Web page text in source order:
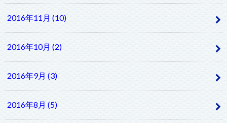
2016年11月 (10)
2016年10月 (2)
2016年9月 (3)
2016年8月 (5)